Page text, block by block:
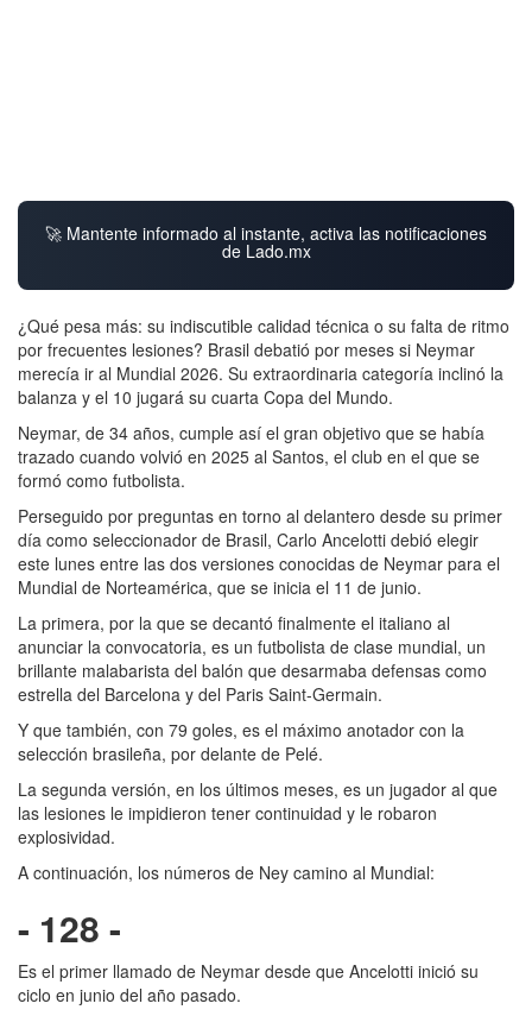
🚀 Mantente informado al instante, activa las notificaciones
de Lado.mx
¿Qué pesa más: su indiscutible calidad técnica o su falta de ritmo
por frecuentes lesiones? Brasil debatió por meses si Neymar
merecía ir al Mundial 2026. Su extraordinaria categoría inclinó la
balanza y el 10 jugará su cuarta Copa del Mundo.
Neymar, de 34 años, cumple así el gran objetivo que se había
trazado cuando volvió en 2025 al Santos, el club en el que se
formó como futbolista.
Perseguido por preguntas en torno al delantero desde su primer
día como seleccionador de Brasil, Carlo Ancelotti debió elegir
este lunes entre las dos versiones conocidas de Neymar para el
Mundial de Norteamérica, que se inicia el 11 de junio.
La primera, por la que se decantó finalmente el italiano al
anunciar la convocatoria, es un futbolista de clase mundial, un
brillante malabarista del balón que desarmaba defensas como
estrella del Barcelona y del Paris Saint-Germain.
Y que también, con 79 goles, es el máximo anotador con la
selección brasileña, por delante de Pelé.
La segunda versión, en los últimos meses, es un jugador al que
las lesiones le impidieron tener continuidad y le robaron
explosividad.
A continuación, los números de Ney camino al Mundial:
- 128 -
Es el primer llamado de Neymar desde que Ancelotti inició su
ciclo en junio del año pasado.